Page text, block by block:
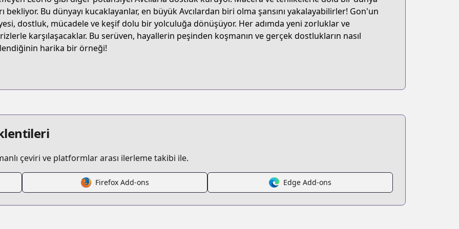
x-hunter
bekliyor. Bu dünyayı kucaklayanlar, en büyük Avcılardan biri olma şansını yakalayabilirler! Gon'un
dostluk, mücadele ve keşif dolu bir yolculuğa dönüşüyor. Her adımda yeni zorluklar ve
karşılaşacaklar. Bu serüven, hayallerin peşinden koşmanın ve gerçek dostlukların nasıl
harika bir örneği!
çeviri ve platformlar arası ilerleme takibi ile.
Firefox Add-ons Edge Add-ons